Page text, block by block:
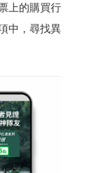
上的購買行
中，尋找異